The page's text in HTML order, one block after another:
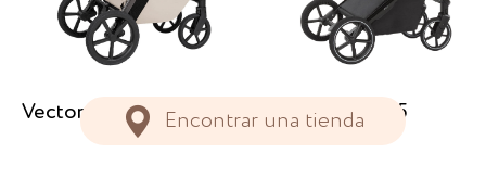
Encontrar una tienda
Vector 2 en 1 Alfa 2 en 1 2025